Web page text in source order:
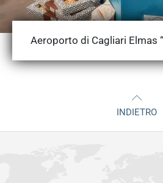
Aeroporto di Cagliari Elmas
INDIETRO